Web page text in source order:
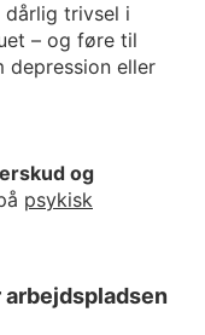
dårlig trivsel i
– og føre til
depression eller
og
psykisk